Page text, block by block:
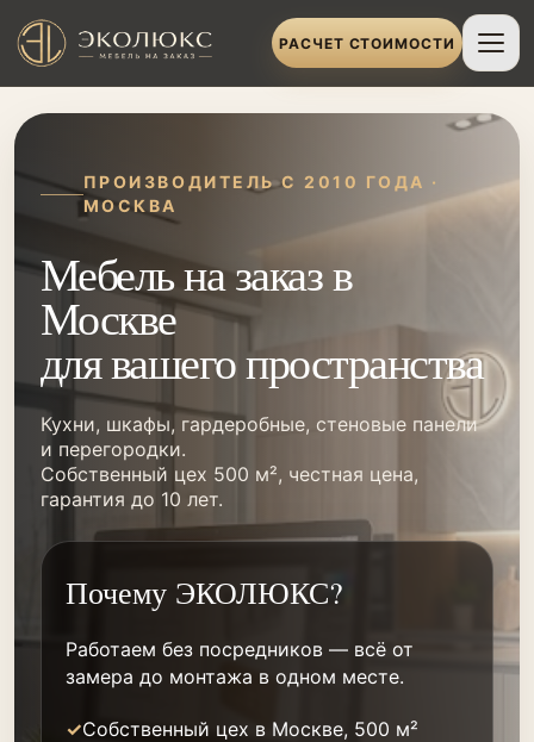
РАСЧЕТ СТОИМОСТИ
ПРОИЗВОДИТЕЛЬ С 2010 ГОДА ·
МОСКВА
Мебель на заказ в
Москве
для вашего пространства
Кухни, шкафы, гардеробные, стеновые панели
и перегородки.
Собственный цех 500 м², честная цена,
гарантия до 10 лет.
Почему ЭКОЛЮКС?
Работаем без посредников — всё от
замера до монтажа в одном месте.
Собственный цех в Москве, 500 м²